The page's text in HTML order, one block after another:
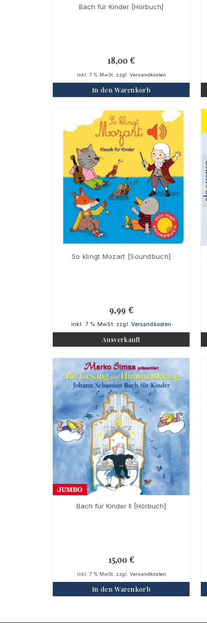
Bach für Kinder [Hörbuch]
18,00 €
inkl. 7 % MwSt. zzgl. Versandkosten
In den Warenkorb
So klingt Mozart [Soundbuch]
9,99 €
inkl. 7 % MwSt. zzgl.Versandkosten
Ausverkauft
Bach für Kinder II [Hörbuch]
15,00 €
inkl. 7 % MwSt. zzgl. Versandkosten
In den Warenkorb